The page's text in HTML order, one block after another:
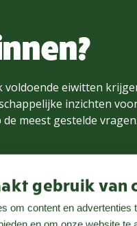
gebruik van
om content en advertenties
voldoende eiwitten
inzichten
meest gestelde vragen.